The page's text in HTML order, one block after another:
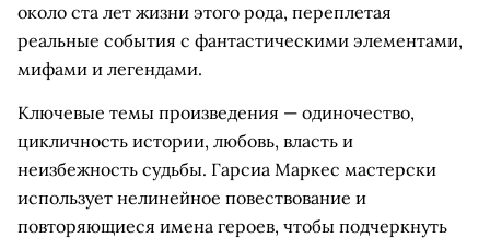
около ста лет жизни этого рода, переплетая
реальные события с фантастическими элементами,
мифами и легендами.
Ключевые темы произведения — одиночество,
цикличность истории, любовь, власть и
неизбежность судьбы. Гарсиа Маркес мастерски
использует нелинейное повествование и
повторяющиеся имена героев, чтобы подчеркнуть